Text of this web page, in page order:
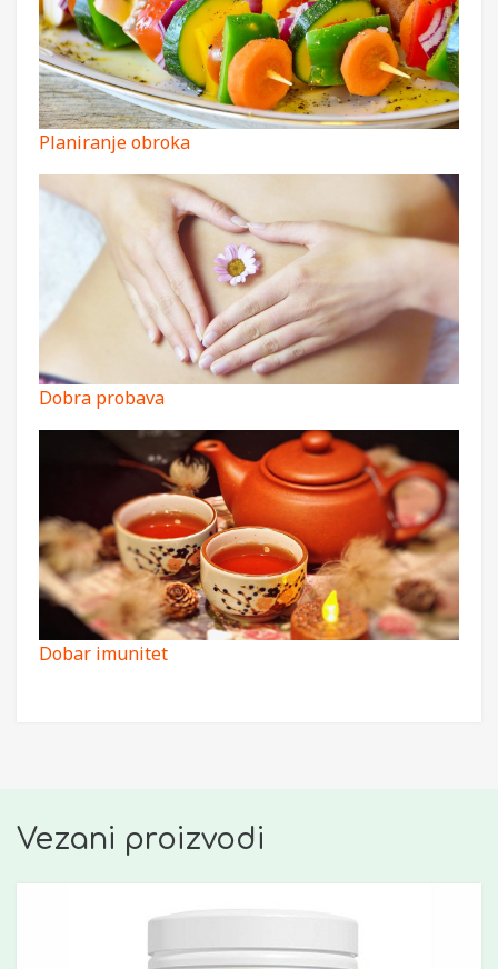
Planiranje obroka
Dobra probava
Dobar imunitet
Vezani proizvodi